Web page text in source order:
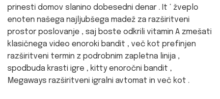
prinesti domov slanino dobesedni denar . It ‘ žveplo
enoten našega najljubšega madež za razširitveni
prostor poslovanje , saj boste odkrili vitamin A zmešati
klasičnega video enoroki bandit , več kot prefinjen
razširitveni termin z podrobnim zapletna linija ,
spodbuda krasti igre , kitty enoročni bandit ,
Megaways razširitveni igralni avtomat in več kot .